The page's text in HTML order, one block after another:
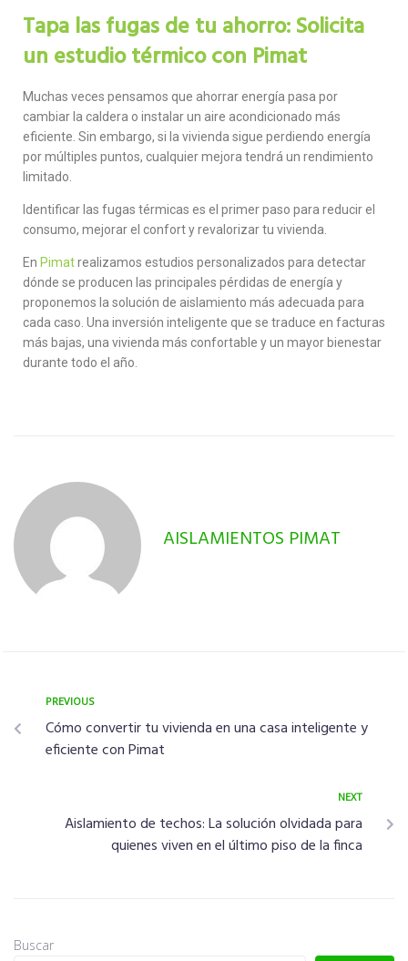
Tapa las fugas de tu ahorro: Solicita
un estudio térmico con Pimat
Muchas veces pensamos que ahorrar energía pasa por
cambiar la caldera o instalar un aire acondicionado más
eficiente. Sin embargo, si la vivienda sigue perdiendo energía
por múltiples puntos, cualquier mejora tendrá un rendimiento
limitado.
Identificar las fugas térmicas es el primer paso para reducir el
consumo, mejorar el confort y revalorizar tu vivienda.
En Pimatrealizamos estudios personalizados para detectar
dónde se producen las principales pérdidas de energía y
proponemos la solución de aislamiento más adecuada para
cada caso. Una inversión inteligente que se traduce en facturas
más bajas, una vivienda más confortable y un mayor bienestar
durante todo el año.
AISLAMIENTOS PIMAT
PREVIOUS
Cómo convertir tu vivienda en una casa inteligente y
eficiente con Pimat
NEXT
Aislamiento de techos: La solución olvidada para
quienes viven en el último piso de la finca
Buscar